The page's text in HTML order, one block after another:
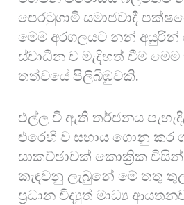
පෙරටුගාමී සමාජවාදී
මෙම අරගලයට නන් අයුරින්
ස්වාධීන ව මැදිහත් වීම
තත්වයේ පිලිබිඹුවකි.
එල්ල වී ඇති තර්ජනය
එරෙහි ව සහාය ගොනු කර
සාකච්ඡාවක් කොක්‍රික විසින්
කැඳවනු ලැබුනේ මේ තතු
ප්‍රධාන විද්‍යුත් මාධ්‍ය